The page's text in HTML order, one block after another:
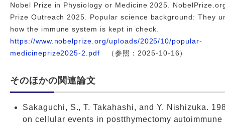
Nobel Prize in Physiology or Medicine 2025.
Prize Outreach 2025. Popular science background: They
how the immune system is kept in check.
https://www.nobelprize.org/uploads/2025/10/popular-
medicineprize2025-2.pdf （参照：2025-10-16）
そのほかの関連論文
Sakaguchi, S., T. Takahashi, and Y. Nishizuka.
on cellular events in postthymectomy